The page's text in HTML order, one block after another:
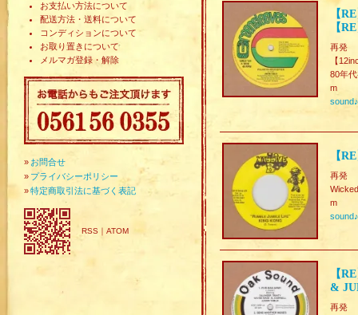
お支払い方法について
配送方法・送料について
コンディションについて
お取り置きについて
メルマガ登録・解除
» お問合せ
» プライバシーポリシー
»特定商取引法に基づく表記
RSS ｜ ATOM
【
【
再発
【
80年
m
sound♪
【
再発
m
sound♪
【
&
再発